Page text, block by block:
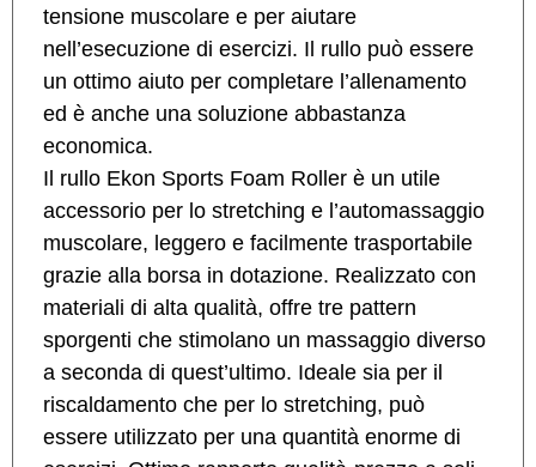
tensione muscolare e per aiutare
nell’esecuzione di esercizi. Il rullo può essere
un ottimo aiuto per completare l’allenamento
ed è anche una soluzione abbastanza
economica.
Il rullo Ekon Sports Foam Roller è un utile
accessorio per lo stretching e l’automassaggio
muscolare, leggero e facilmente trasportabile
grazie alla borsa in dotazione. Realizzato con
materiali di alta qualità, offre tre pattern
sporgenti che stimolano un massaggio diverso
a seconda di quest’ultimo. Ideale sia per il
riscaldamento che per lo stretching, può
essere utilizzato per una quantità enorme di